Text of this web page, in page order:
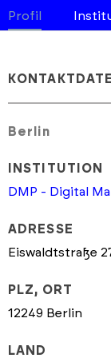
Profil
Berlin
INSTITUTION
DMP - Digital
ADRESSE
Eiswaldtstraße
PLZ, ORT
12249 Berlin
LAND